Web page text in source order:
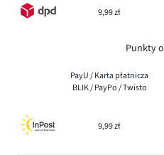
9,99 zł
Punkty
PayU / Karta płatnicza
BLIK / PayPo / Twisto
9,99 zł